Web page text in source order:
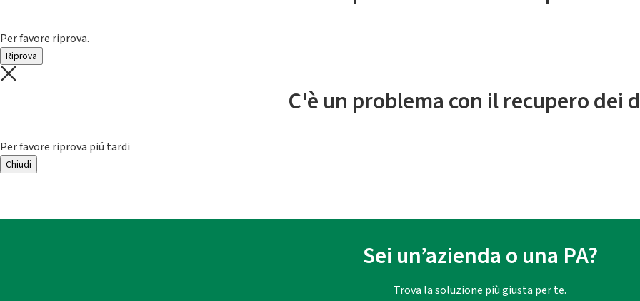
Per favore riprova.
Riprova
C'è un problema con il recupero dei
Per favore riprova piú tardi
Chiudi
Sei un’azienda o una PA?
Trova la soluzione più giusta per te.